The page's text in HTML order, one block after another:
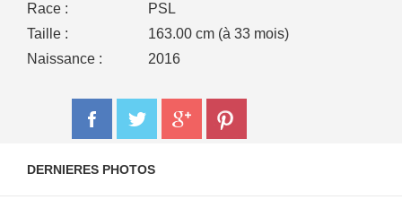
Race :
PSL
Taille :
163.00 cm (à 33 mois)
Naissance :
2016
DERNIERES PHOTOS